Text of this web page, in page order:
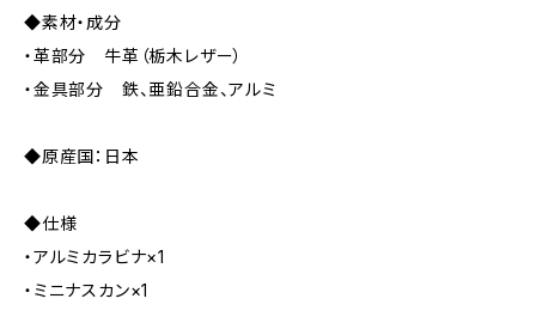
◆素材・成分
・革部分 牛革（栃木レザー）
・金具部分 鉄、亜鉛合金、アルミ
◆原産国：日本
◆仕様
・アルミカラビナ×1
・ミニナスカン×1